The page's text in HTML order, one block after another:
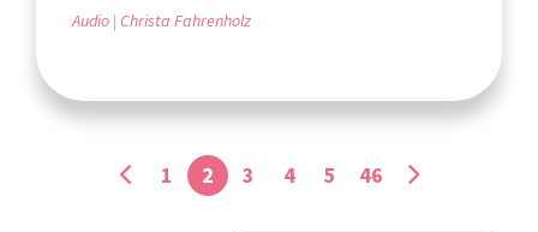
Audio Christa Fahrenholz
1 2 3 4 5 46